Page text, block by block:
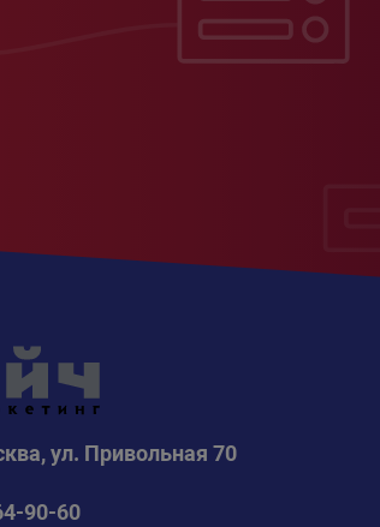
ул. Привольная 70
90-60